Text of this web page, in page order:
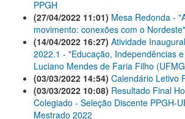
PPGH
(27/04/2022 11:01) Mesa Redonda -
movimento: conexões com o Nordeste"
(14/04/2022 16:27) Atividade
2022.1 - "Educação, Independências
Luciano Mendes de Faria Filho
(03/03/2022 14:54) Calendário Letivo
(03/03/2022 10:08) Resultado Final
Colegiado - Seleção Discente PPGH-
Mestrado 2022